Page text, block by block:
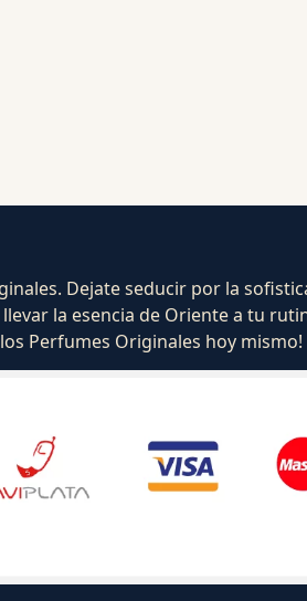
Dejate seducir por la
la esencia de Oriente a tu
Perfumes Originales hoy mismo!